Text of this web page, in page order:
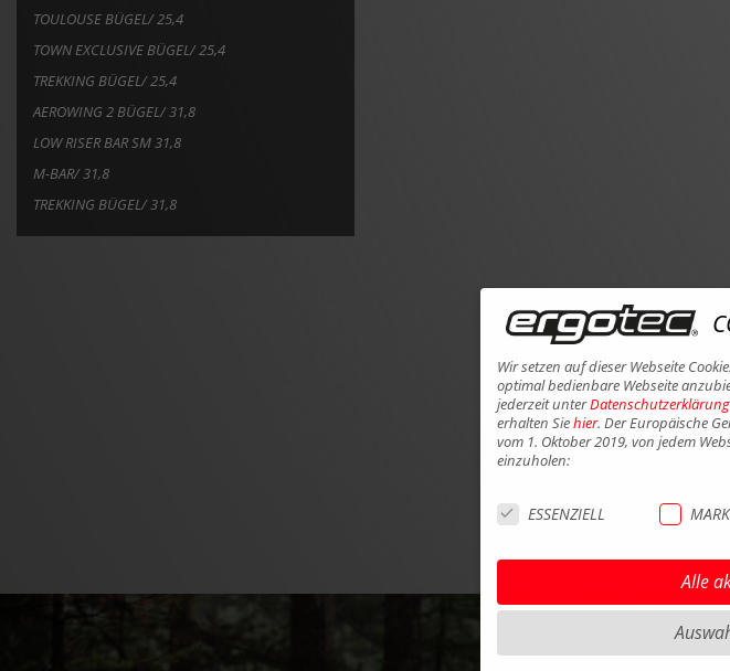
TOULOUSE BÜGEL/ 25,4
TOWN EXCLUSIVE BÜGEL/ 25,4
TREKKING BÜGEL/ 25,4
AEROWING 2 BÜGEL/ 31,8
LOW RISER BAR SM 31,8
M-BAR/ 31,8
TREKKING BÜGEL/ 31,8
Wir setzen auf dieser Webseite
optimal bedienbare Webseite
jederzeit unterDatenschutzerklärung
erhalten Siehier. Der Europäische
vom 1. Oktober 2019, von jedem
einzuholen:
ESSENZIELL
Alle